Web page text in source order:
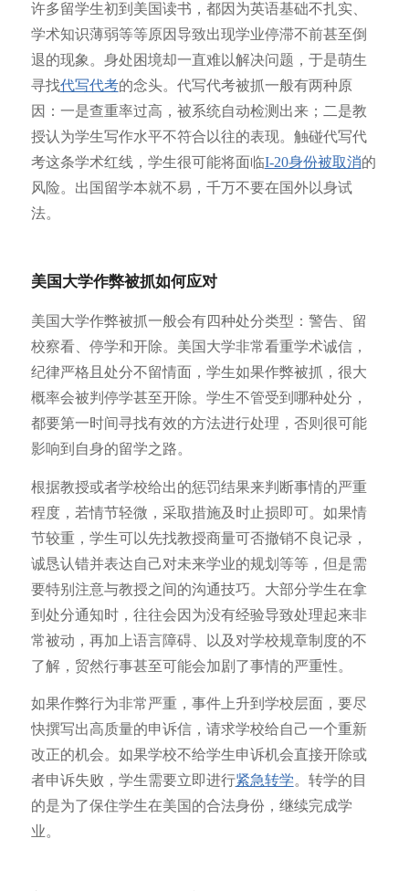
许多留学生初到美国读书，都因为英语基础不扎实、
学术知识薄弱等等原因导致出现学业停滞不前甚至倒
退的现象。身处困境却一直难以解决问题，于是萌生
寻找代写代考的念头。代写代考被抓一般有两种原
因：一是查重率过高，被系统自动检测出来；二是教
授认为学生写作水平不符合以往的表现。触碰代写代
考这条学术红线，学生很可能将面临I-20身份被取消的
风险。出国留学本就不易，千万不要在国外以身试
法。
美国大学作弊被抓如何应对
美国大学作弊被抓一般会有四种处分类型：警告、留
校察看、停学和开除。美国大学非常看重学术诚信，
纪律严格且处分不留情面，学生如果作弊被抓，很大
概率会被判停学甚至开除。学生不管受到哪种处分，
都要第一时间寻找有效的方法进行处理，否则很可能
影响到自身的留学之路。
根据教授或者学校给出的惩罚结果来判断事情的严重
程度，若情节轻微，采取措施及时止损即可。如果情
节较重，学生可以先找教授商量可否撤销不良记录，
诚恳认错并表达自己对未来学业的规划等等，但是需
要特别注意与教授之间的沟通技巧。大部分学生在拿
到处分通知时，往往会因为没有经验导致处理起来非
常被动，再加上语言障碍、以及对学校规章制度的不
了解，贸然行事甚至可能会加剧了事情的严重性。
如果作弊行为非常严重，事件上升到学校层面，要尽
快撰写出高质量的申诉信，请求学校给自己一个重新
改正的机会。如果学校不给学生申诉机会直接开除或
者申诉失败，学生需要立即进行紧急转学。转学的目
的是为了保住学生在美国的合法身份，继续完成学
业。